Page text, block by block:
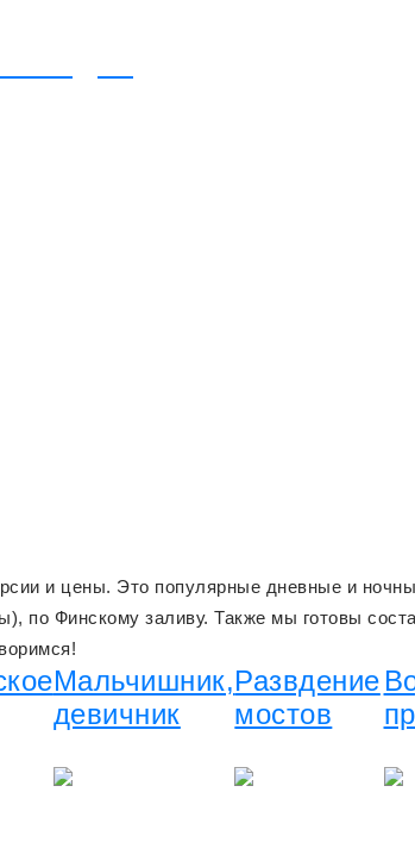
и цены. Это популярные дневные и
по Финскому заливу. Также мы готовы
Мальчишник,
девичник
Развдение
мостов